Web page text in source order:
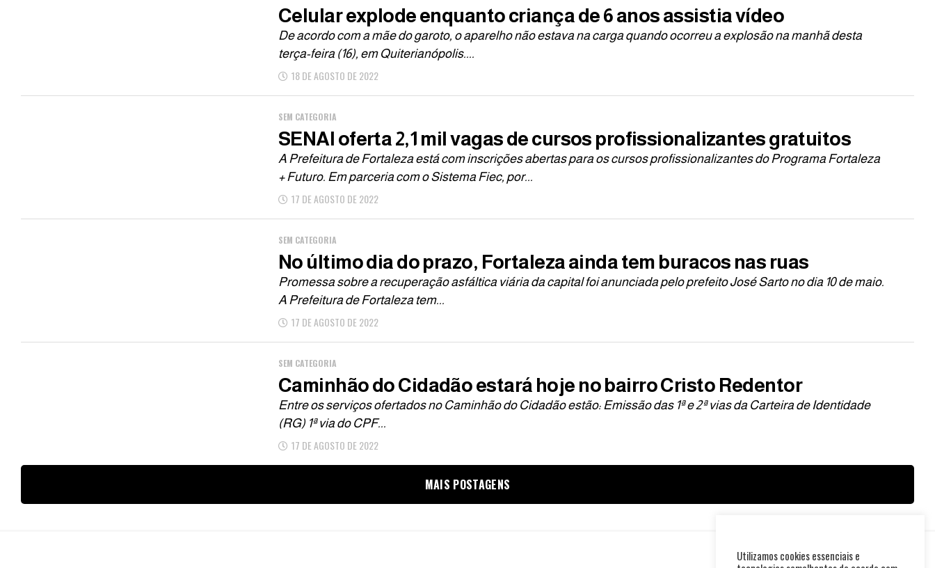
Celular explode enquanto criança de 6 anos assistia vídeo
De acordo com a mãe do garoto, o aparelho não estava na carga quando ocorreu a explosão na manhã desta
terça-feira (16), em Quiterianópolis....
18 DE AGOSTO DE 2022
SEM CATEGORIA
SENAI oferta 2,1 mil vagas de cursos profissionalizantes gratuitos
A Prefeitura de Fortaleza está com inscrições abertas para os cursos profissionalizantes do Programa Fortaleza
+ Futuro. Em parceria com o Sistema Fiec, por...
17 DE AGOSTO DE 2022
SEM CATEGORIA
No último dia do prazo, Fortaleza ainda tem buracos nas ruas
Promessa sobre a recuperação asfáltica viária da capital foi anunciada pelo prefeito José Sarto no dia 10 de maio.
A Prefeitura de Fortaleza tem...
17 DE AGOSTO DE 2022
SEM CATEGORIA
Caminhão do Cidadão estará hoje no bairro Cristo Redentor
Entre os serviços ofertados no Caminhão do Cidadão estão: Emissão das 1ª e 2ª vias da Carteira de Identidade
(RG) 1ª via do CPF...
17 DE AGOSTO DE 2022
MAIS POSTAGENS
Utilizamos cookies essenciais e